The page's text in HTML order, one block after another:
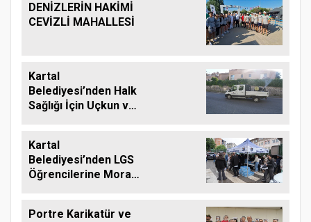
DENİZLERİN HAKİMİ
CEVİZLİ MAHALLESİ
Kartal
Belediyesi’nden Halk
Sağlığı İçin Uçkun ve
Kartal
Belediyesi’nden LGS
Öğrencilerine Moral
Portre Karikatür ve